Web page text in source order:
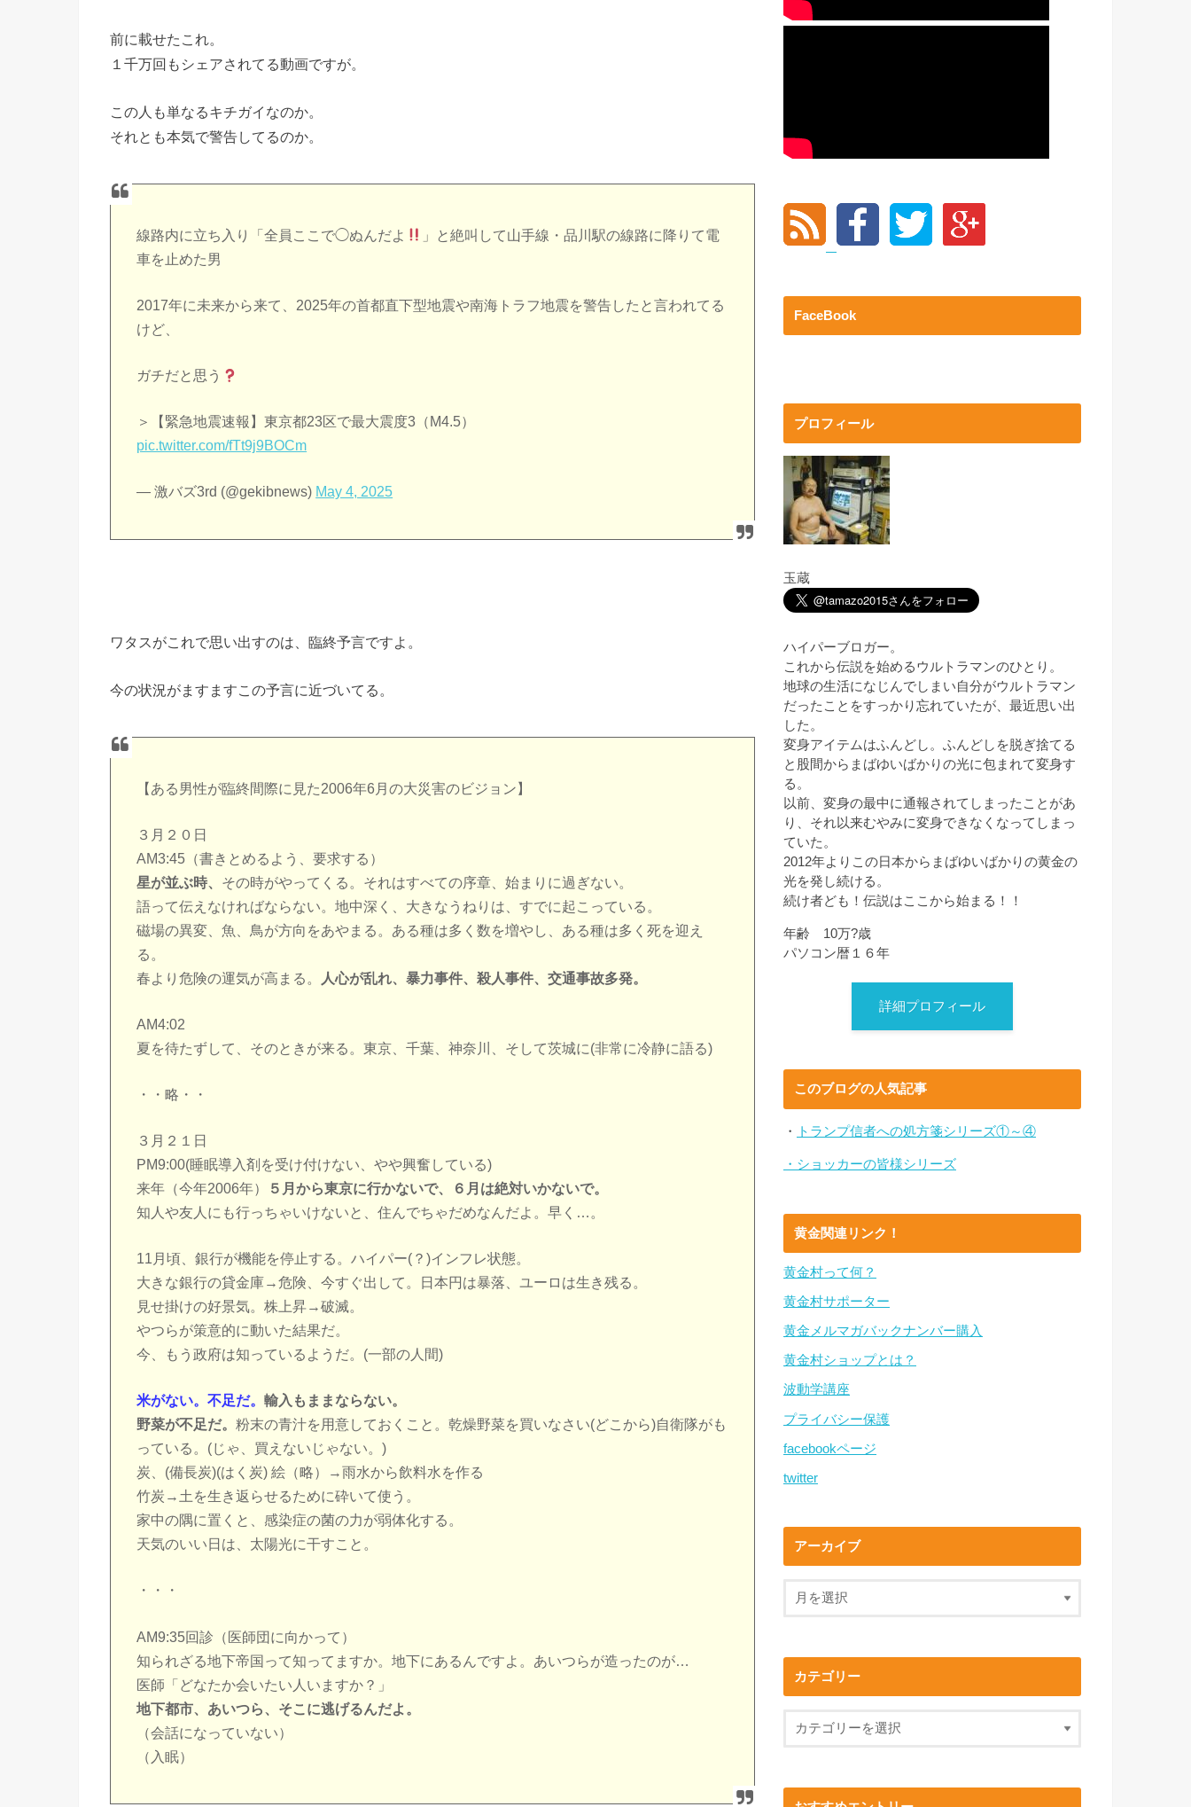
前に載せたこれ。
１千万回もシェアされてる動画ですが。
この人も単なるキチガイなのか。
それとも本気で警告してるのか。
線路内に立ち入り「全員ここで◯ぬんだよ
」と絶叫して山手線・品川駅の線路に降りて電
車を止めた男
2017年に未来から来て、2025年の首都直下型地震や南海トラフ地震を警告したと言われてる
けど、
ガチだと思う
＞【緊急地震速報】東京都23区で最大震度3（M4.5）
pic.twitter.com/fTt9j9BOCm
— 激バズ3rd (@gekibnews) May 4, 2025
ワタスがこれで思い出すのは、臨終予言ですよ。
今の状況がますますこの予言に近づいてる。
【ある男性が臨終間際に見た2006年6月の大災害のビジョン】
３月２０日
AM3:45（書きとめるよう、要求する）
星が並ぶ時、 その時がやってくる。それはすべての序章、始まりに過ぎない。
語って伝えなければならない。地中深く、大きなうねりは、すでに起こっている。
磁場の異変、魚、鳥が方向をあやまる。ある種は多く数を増やし、ある種は多く死を迎え
る。
春より危険の運気が高まる。
人心が乱れ、暴力事件、殺人事件、交通事故多発。
AM4:02
夏を待たずして、そのときが来る。東京、千葉、神奈川、そして茨城に(非常に冷静に語る)
・・略・・
３月２１日
PM9:00(睡眠導入剤を受け付けない、やや興奮している)
来年（今年2006年）
５月から東京に行かないで、６月は絶対いかないで。
知人や友人にも行っちゃいけないと、住んでちゃだめなんだよ。早く…。
11月頃、銀行が機能を停止する。ハイパー(？)インフレ状態。
大きな銀行の貸金庫→危険、今すぐ出して。日本円は暴落、ユーロは生き残る。
見せ掛けの好景気。株上昇→破滅。
やつらが策意的に動いた結果だ。
今、もう政府は知っているようだ。(一部の人間)
米がない。不足だ。輸入もままならない。
野菜が不足だ。粉末の青汁を用意しておくこと。乾燥野菜を買いなさい(どこから)自衛隊がも
っている。(じゃ、買えないじゃない。)
炭、(備長炭)(はく炭) 絵（略）→雨水から飲料水を作る
竹炭→土を生き返らせるために砕いて使う。
家中の隅に置くと、感染症の菌の力が弱体化する。
天気のいい日は、太陽光に干すこと。
・・・
AM9:35回診（医師団に向かって）
知られざる地下帝国って知ってますか。地下にあるんですよ。あいつらが造ったのが…
医師「どなたか会いたい人いますか？」
地下都市、あいつら、そこに逃げるんだよ。
（会話になっていない）
（入眠）
FaceBook
プロフィール
玉蔵
ハイパーブロガー。
これから伝説を始めるウルトラマンのひとり。
地球の生活になじんでしまい自分がウルトラマン
だったことをすっかり忘れていたが、最近思い出
した。
変身アイテムはふんどし。ふんどしを脱ぎ捨てる
と股間からまばゆいばかりの光に包まれて変身す
る。
以前、変身の最中に通報されてしまったことがあ
り、それ以来むやみに変身できなくなってしまっ
ていた。
2012年よりこの日本からまばゆいばかりの黄金の
光を発し続ける。
続け者ども！伝説はここから始まる！！
年齢 10万?歳
パソコン暦１６年
詳細プロフィール
このブログの人気記事
・ トランプ信者への処方箋シリーズ①～④
・ショッカーの皆様シリーズ
黄金関連リンク！
黄金村って何？
黄金村サポーター
黄金メルマガバックナンバー購入
黄金村ショップとは？
波動学講座
プライバシー保護
facebookページ
twitter
アーカイブ
カテゴリー